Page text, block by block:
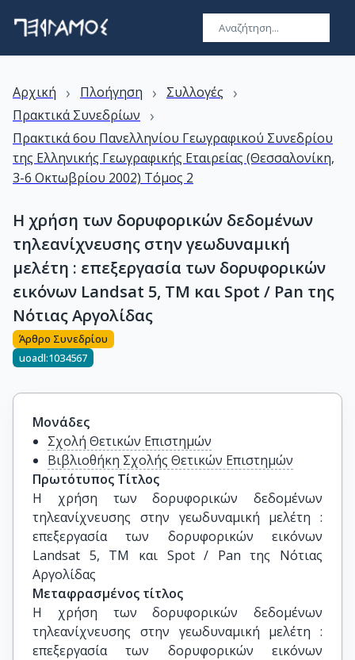
Αρχική › Πλοήγηση › Συλλογές ›
Πρακτικά Συνεδρίων ›
Πρακτικά 6ου Πανελληνίου Γεωγραφικού Συνεδρίου
της Ελληνικής Γεωγραφικής Εταιρείας (Θεσσαλονίκη,
3-6 Οκτωβρίου 2002) Τόμος 2
Η χρήση των δορυφορικών δεδομένων
τηλεανίχνευσης στην γεωδυναμική
μελέτη : επεξεργασία των δορυφορικών
εικόνων Landsat 5, TM και Spot / Pan της
Νότιας Αργολίδας
Άρθρο Συνεδρίου
uoadl:1034567
Μονάδες
Σχολή Θετικών Επιστημών
Βιβλιοθήκη Σχολής Θετικών Επιστημών
Πρωτότυπος Τίτλος
Η χρήση των δορυφορικών δεδομένων
τηλεανίχνευσης στην γεωδυναμική μελέτη :
επεξεργασία των δορυφορικών εικόνων
Landsat 5, TM και Spot / Pan της Νότιας
Αργολίδας
Μεταφρασμένος τίτλος
Η χρήση των δορυφορικών δεδομένων
τηλεανίχνευσης στην γεωδυναμική μελέτη :
επεξεργασία των δορυφορικών εικόνων